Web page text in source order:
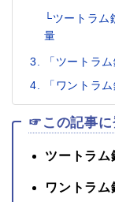
└ツートラム
量
「ツートラ
「ワントラ
☞この記事に
ツートラム
ワントラム